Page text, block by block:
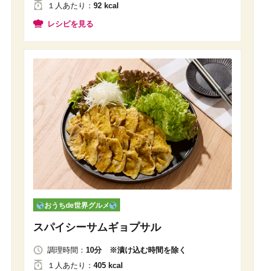
１人 あたり ： 92 kcal
レシピを見る
おうちde世界グルメ
スパイシーサムギョプサル
調理時間： 10分 ※漬け込む時間を除く
１人あたり ： 405 kcal